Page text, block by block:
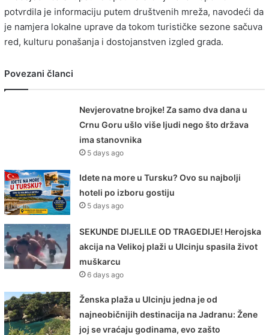
potvrdila je informaciju putem društvenih mreža, navodeći da
je namjera lokalne uprave da tokom turističke sezone sačuva
red, kulturu ponašanja i dostojanstven izgled grada.
Povezani članci
Nevjerovatne brojke! Za samo dva dana u
Crnu Goru ušlo više ljudi nego što država
ima stanovnika
5 days ago
Idete na more u Tursku? Ovo su najbolji
hoteli po izboru gostiju
5 days ago
SEKUNDE DIJELILE OD TRAGEDIJE! Herojska
akcija na Velikoj plaži u Ulcinju spasila život
muškarcu
6 days ago
Ženska plaža u Ulcinju jedna je od
najneobičnijih destinacija na Jadranu: Žene
joj se vraćaju godinama, evo zašto